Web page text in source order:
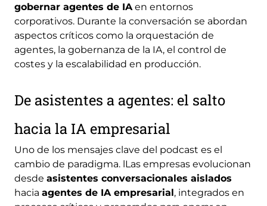
gobernar agentes de IAen entornos
corporativos. Durante la conversación se abordan
aspectos críticos como la orquestación de
agentes, la gobernanza de la IA, el control de
costes y la escalabilidad en producción.
De asistentes a agentes: el salto
hacia la IA empresarial
Uno de los mensajes clave del podcast es el
cambio de paradigma. lLas empresas evolucionan
desde asistentes conversacionales aislados
hacia agentes de IA empresarial, integrados en